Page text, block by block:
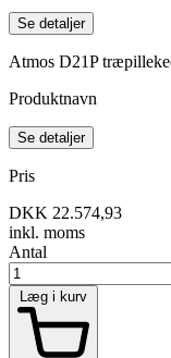
Se detaljer
Atmos D21P
Produktnavn
Se detaljer
Pris
DKK 22.574,93
inkl. moms
Antal
Læg i kurv